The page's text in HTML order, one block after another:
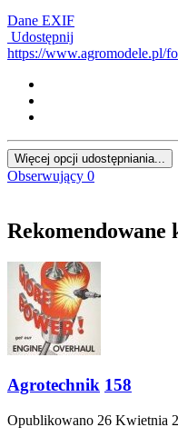
Dane EXIF
Udostępnij
https://www.agromodele.pl/
Więcej opcji udostępniania...
Obserwujący 0
Rekomendowane
Agrotechnik 158
Opublikowano 26 Kwietnia